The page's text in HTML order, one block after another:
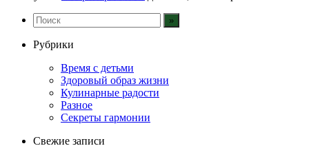
Рубрики
Время с детьми
Здоровый образ жизни
Кулинарные радости
Разное
Секреты гармонии
Свежие записи